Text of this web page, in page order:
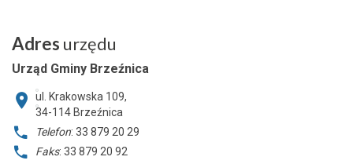
Adres urzędu
Urząd Gminy Brzeźnica
ul. Krakowska 109,
34-114 Brzeźnica
Telefon: 33 879 20 29
Faks: 33 879 20 92